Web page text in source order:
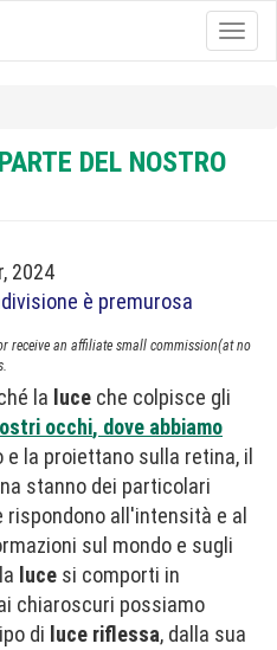
DEL NOSTRO
2024
è premurosa
receive an affiliate small commission(at no
la luce che colpisce gli
occhi, dove abbiamo
e la proiettano sulla retina, il
stanno dei particolari
rispondono all'intensità e al
sul mondo e sugli
luce si comporti in
chiaroscuri possiamo
di luce riflessa, dalla sua